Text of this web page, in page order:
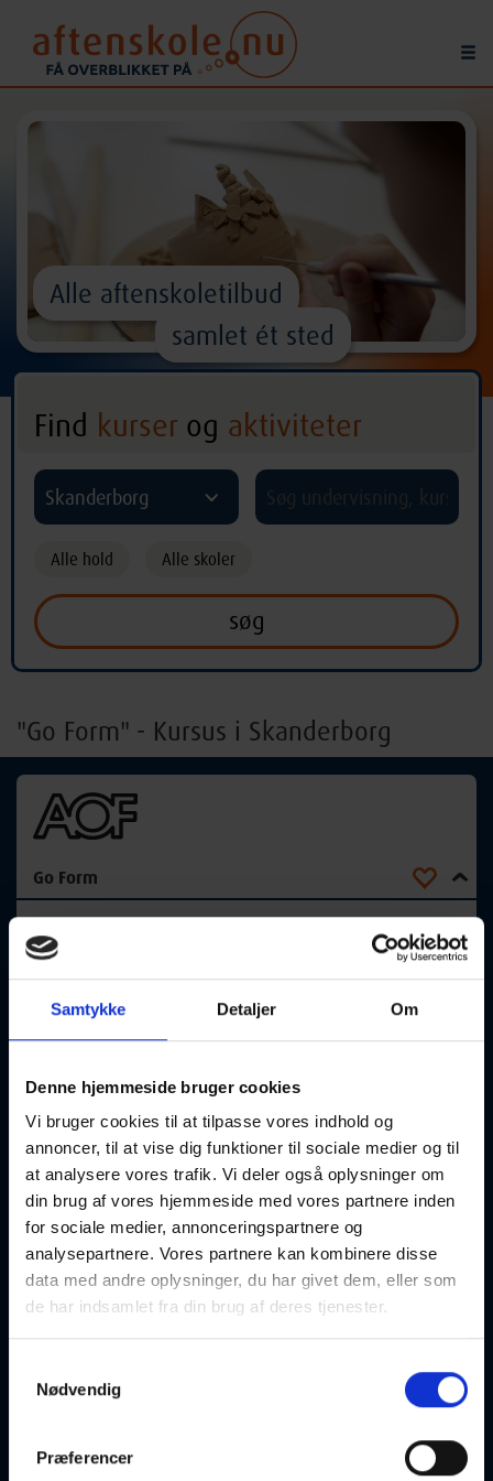
Samtykke Detaljer Om
Denne hjemmeside bruger cookies
Vi bruger cookies til at tilpasse vores indhold og
annoncer, til at vise dig funktioner til sociale medier og til
at analysere vores trafik. Vi deler også oplysninger om
din brug af vores hjemmeside med vores partnere inden
for sociale medier, annonceringspartnere og
analysepartnere. Vores partnere kan kombinere disse
data med andre oplysninger, du har givet dem, eller som
de har indsamlet fra din brug af deres tjenester.
Nødvendig
Præferencer
Alle aftenskoletilbud
samlet ét sted
Find kurser og aktiviteter
Skanderborg ^
Alle hold Alle skoler
"Go Form" - Kursus i Skanderborg
Go Form
08:15 Torsdag
Skanderborg Optager løbende
Timen foregår i godt selskab med god energi og musik som
understøttende redskab.
Der arbejdes med øvelser for hele kroppen. Styrke- og
pulsøvelser, så muskelspændinger løsnes op og alle led
smøres. Gennem koordination og balance opnås
kropsbevidsthed og en bedre kropsholdning. Timen slutter
med ud spænding og afspænding til afstressende musik.GO
FORM er i frisk tempo. Holdet med absolut svedgaranti og
velvære.
Asylgade 18